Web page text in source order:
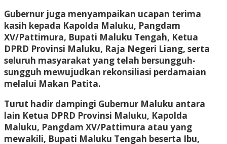
Gubernur juga menyampaikan ucapan terima
kasih kepada Kapolda Maluku, Pangdam
XV/Pattimura, Bupati Maluku Tengah, Ketua
DPRD Provinsi Maluku, Raja Negeri Liang, serta
seluruh masyarakat yang telah bersungguh-
sungguh mewujudkan rekonsiliasi perdamaian
melalui Makan Patita.
Turut hadir dampingi Gubernur Maluku antara
lain Ketua DPRD Provinsi Maluku, Kapolda
Maluku, Pangdam XV/Pattimura atau yang
mewakili, Bupati Maluku Tengah beserta Ibu,